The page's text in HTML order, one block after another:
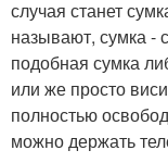
случая станет
называют, сумка -
подобная сумка
или же просто
полностью
можно держать